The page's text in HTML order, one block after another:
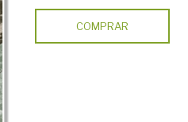
COMPRAR